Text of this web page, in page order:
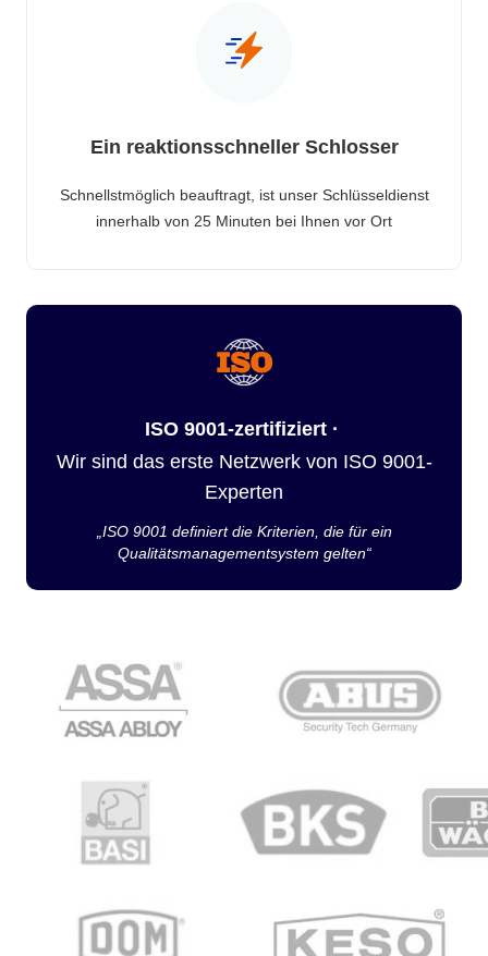
Ein reaktionsschneller Schlosser
Schnellstmöglich beauftragt, ist unser Schlüsseldienst
innerhalb von 25 Minuten bei Ihnen vor Ort
ISO 9001-zertifiziert ·
Wir sind das erste Netzwerk von ISO 9001-
Experten
„ISO 9001 definiert die Kriterien, die für ein
Qualitätsmanagementsystem gelten“